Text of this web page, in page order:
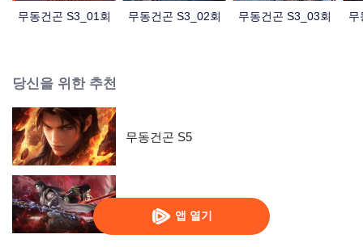
앱 열기
무동건곤 S3_01회 무동건곤 S3_02회 무동건곤 S3_03회 무
당신을 위한 추천
무동건곤 S5